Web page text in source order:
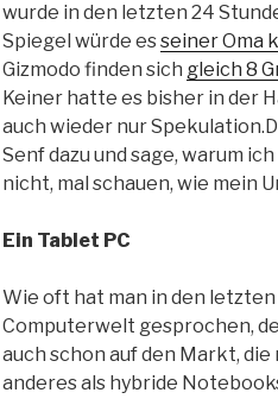
wurde in den letzten 24
Spiegel würde esseiner Oma
Gizmodo finden sich gleich 8
Keiner hatte es bisher in der
auch wieder nur
Senf dazu und sage, warum
nicht, mal schauen, wie mein
Ein Tablet PC
Wie oft hat man in den
Computerwelt gesprochen,
auch schon auf den Markt,
anderes als hybride